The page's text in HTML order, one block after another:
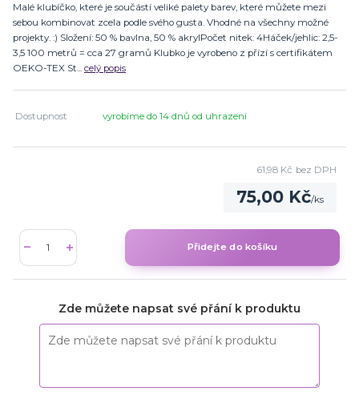
Malé klubíčko, které je součástí veliké palety barev, které můžete mezi
sebou kombinovat zcela podle svého gusta. Vhodné na všechny možné
projekty. :) Složení: 50 % bavlna, 50 % akrylPočet nitek: 4Háček/jehlic: 2,5-
3,5 100 metrů = cca 27 gramů Klubko je vyrobeno z přízí s certifikátem
OEKO-TEX St... celý popis
Dostupnost vyrobíme do 14 dnů od uhrazení
75,00 Kč/ks
61,98 Kč bez DPH
Přidejte do košíku
Zde můžete napsat své přání k produktu